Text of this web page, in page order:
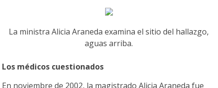
La ministra Alicia Araneda examina el sitio del hallazgo,
aguas arriba.
Los médicos cuestionados
En noviembre de 2002, la magistrado Alicia Araneda fue